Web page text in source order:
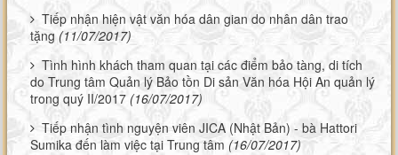
Tiếp nhận hiện vật văn hóa dân gian do nhân dân trao
tặng (11/07/2017)
Tình hình khách tham quan tại các điểm bảo tàng, di tích
do Trung tâm Quản lý Bảo tồn Di sản Văn hóa Hội An quản lý
trong quý II/2017 (16/07/2017)
Tiếp nhận tình nguyện viên JICA (Nhật Bản) - bà Hattori
Sumika đến làm việc tại Trung tâm (16/07/2017)